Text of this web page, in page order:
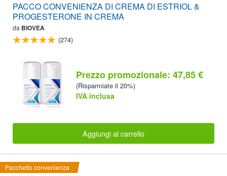
PACCO CONVENIENZA DI CREMA DI ESTRIOL &
PROGESTERONE IN CREMA
da BIOVEA
(274)
Prezzo promozionale: 47,85 €
(Risparmiate il 20%)
IVA inclusa
Aggiungi al carrello
Pacchetto convenienza